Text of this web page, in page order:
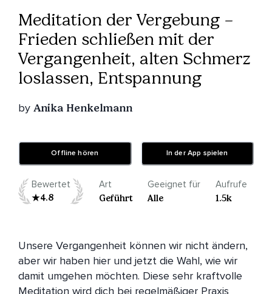
Meditation der Vergebung –
Frieden schließen mit der
Vergangenheit, alten Schmerz
loslassen, Entspannung
by Anika Henkelmann
Offline hören In der App spielen
Bewertet
4.8
Art
Geführt
Geeignet für
Alle
Aufrufe
1.5k
Unsere Vergangenheit können wir nicht ändern,
aber wir haben hier und jetzt die Wahl, wie wir
damit umgehen möchten. Diese sehr kraftvolle
Meditation wird dich bei regelmäßiger Praxis